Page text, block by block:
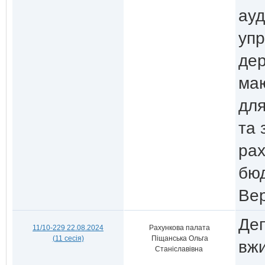
та
11/10-229 22.08.2024
(11 сесія)
Рахункова палата
Піщанська Ольга
Станіславівна